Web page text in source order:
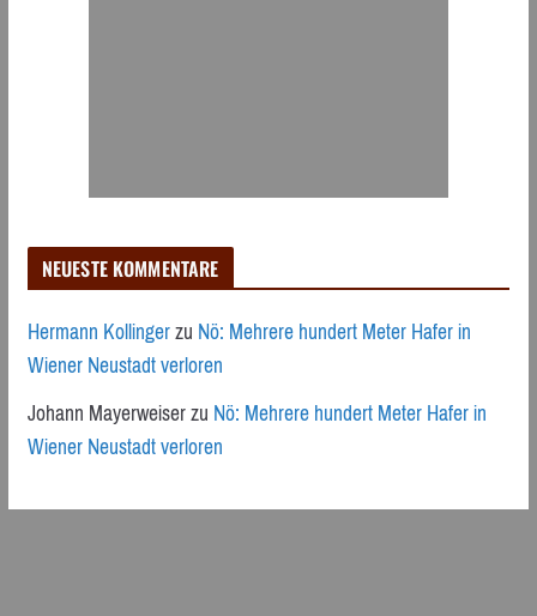
NEUESTE KOMMENTARE
Hermann KollingerzuNö: Mehrere hundert Meter Hafer in
Wiener Neustadt verloren
Johann MayerweiserzuNö: Mehrere hundert Meter Hafer in
Wiener Neustadt verloren